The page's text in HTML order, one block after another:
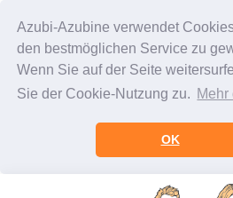
Azubi-Azubine verwendet
den bestmöglichen Service zu
Wenn Sie auf der Seite
Sie der Cookie-Nutzung zu. Mehr
OK